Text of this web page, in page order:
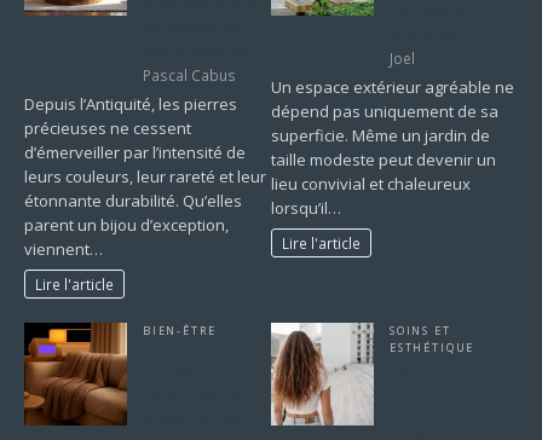
Pascal Cabus
Depuis l’Antiquité, les pierres
précieuses ne cessent
d’émerveiller par l’intensité de
leurs couleurs, leur rareté et leur
étonnante durabilité. Qu’elles
parent un bijou d’exception,
viennent…
Lire l'article
Joel
Un espace extérieur agréable ne
dépend pas uniquement de sa
superficie. Même un jardin de
taille modeste peut devenir un
lieu convivial et chaleureux
lorsqu’il…
Lire l'article
BIEN-ÊTRE
SOINS ET
ESTHÉTIQUE